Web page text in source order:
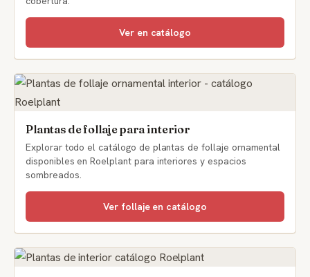
Ver en catálogo
Plantas de follaje para interior
Explorar todo el catálogo de plantas de follaje ornamental
disponibles en Roelplant para interiores y espacios
sombreados.
Ver follaje en catálogo